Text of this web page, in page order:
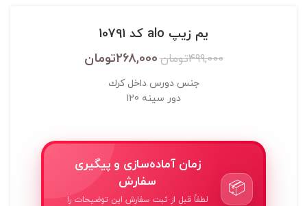
يم زيپ alo کد 10791
499,000تومان268,000تومان
جنس دورس داخل كرك
دور سينه 120
📦
زمان آماده‌سازی و پیگیری
سفارش
لطفاً قبل از ثبت سفارش این توضیحات را